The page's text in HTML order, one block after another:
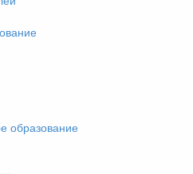
образование